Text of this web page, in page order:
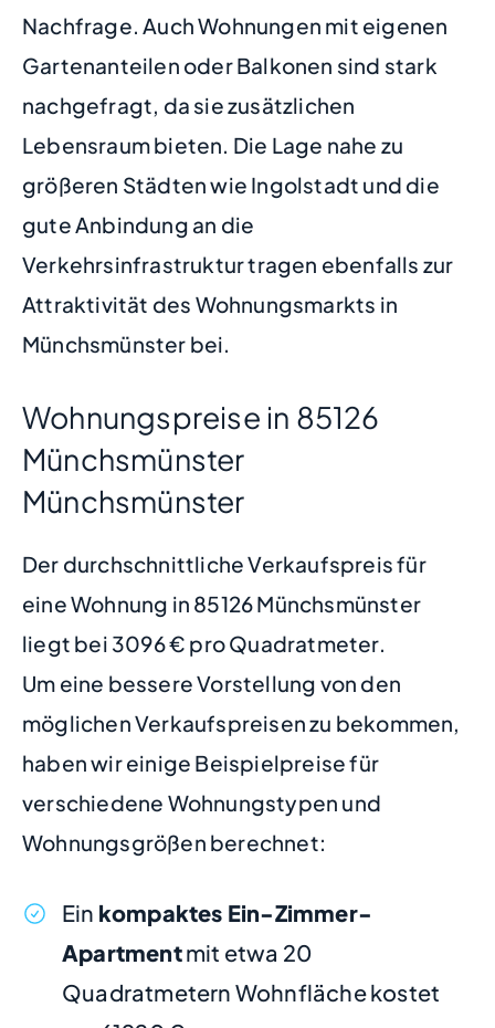
Nachfrage. Auch Wohnungen mit eigenen
Gartenanteilen oder Balkonen sind stark
nachgefragt, da sie zusätzlichen
Lebensraum bieten. Die Lage nahe zu
größeren Städten wie Ingolstadt und die
gute Anbindung an die
Verkehrsinfrastruktur tragen ebenfalls zur
Attraktivität des Wohnungsmarkts in
Münchsmünster bei.
Wohnungspreise in 85126
Münchsmünster
Münchsmünster
Der durchschnittliche Verkaufspreis für
eine Wohnung in 85126 Münchsmünster
liegt bei 3096 € pro Quadratmeter.
Um eine bessere Vorstellung von den
möglichen Verkaufspreisen zu bekommen,
haben wir einige Beispielpreise für
verschiedene Wohnungstypen und
Wohnungsgrößen berechnet:
Ein kompaktes Ein-Zimmer-
Apartmentmit etwa 20
Quadratmetern Wohnfläche kostet